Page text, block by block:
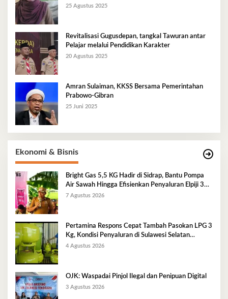
Berkelanjutan
25 Agustus 2025
Revitalisasi Gugusdepan, tangkal Tawuran antar
Pelajar melalui Pendidikan Karakter
20 Agustus 2025
Amran Sulaiman, KKSS Bersama Pemerintahan
Prabowo-Gibran
25 Juni 2025
Ekonomi & Bisnis
Bright Gas 5,5 KG Hadir di Sidrap, Bantu Pompa
Air Sawah Hingga Efisienkan Penyaluran Elpiji 3
Kg
7 Agustus 2026
Pertamina Respons Cepat Tambah Pasokan LPG 3
Kg, Kondisi Penyaluran di Sulawesi Selatan
Berlangsung Kondusif
4 Agustus 2026
OJK: Waspadai Pinjol Ilegal dan Penipuan Digital
3 Agustus 2026